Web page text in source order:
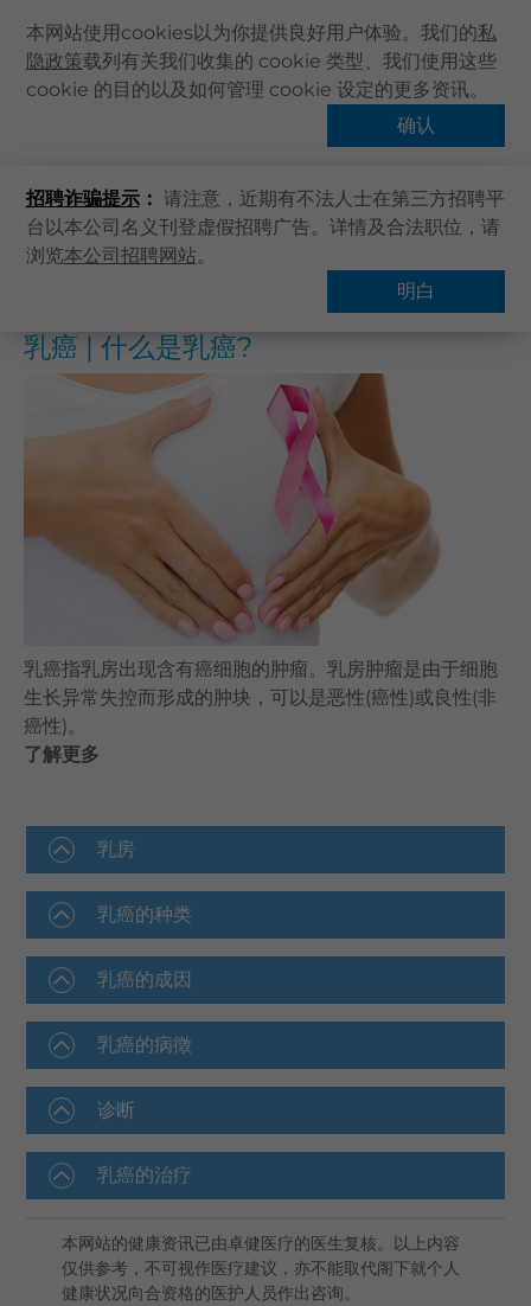
本网站使用cookies以为你提供良好用户体验。我们的私
隐政策载列有关我们收集的 cookie 类型、我们使用这些
cookie 的目的以及如何管理 cookie 设定的更多资讯。
确认
招聘诈骗提示： 请注意，近期有不法人士在第三方招聘平
台以本公司名义刊登虚假招聘广告。详情及合法职位，请
浏览本公司招聘网站。
明白
主页
卓健服务
卓健手机App
最新资讯
语言
卓健eShop
主页 健康資訊 健康專題 乳癌 | 什么是乳癌?
常见问题
乳癌 | 什么是乳癌?
乳癌指乳房出现含有癌细胞的肿瘤。乳房肿瘤是由于细胞
生长异常失控而形成的肿块，可以是恶性(癌性)或良性(非
癌性)。
了解更多
乳房
乳癌的种类
乳癌的成因
乳癌的病徵
诊断
乳癌的治疗
本网站的健康资讯已由卓健医疗的医生复核。以上内容
仅供参考，不可视作医疗建议，亦不能取代阁下就个人
健康状况向合资格的医护人员作出咨询。